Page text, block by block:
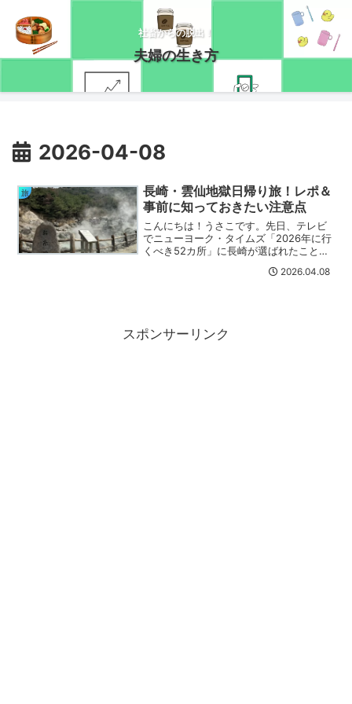
社畜からの脱出！
夫婦の生き方
2026-04-08
旅
長崎・雲仙地獄日帰り旅！レポ＆
事前に知っておきたい注意点
こんにちは！うさこです。先日、テレビ
でニューヨーク・タイムズ「2026年に行
くべき52カ所」に長崎が選ばれたことを
そういえばまだ雲仙行ってなかった2026.04.08
スポンサーリンク